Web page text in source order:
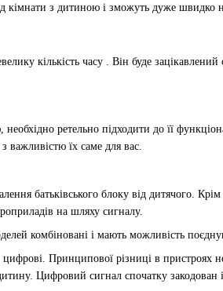
кімнати з дитиною і зможуть дуже швидко
кількість часу . Він буде
ретельно підходити до її
важливістю їх саме для вас.
батьківського блоку від дитячого.
на шляху сигналу.
комбіновані і мають можливість
цифрові. Принципової різниці в
Цифровий сигнал спочатку закодован